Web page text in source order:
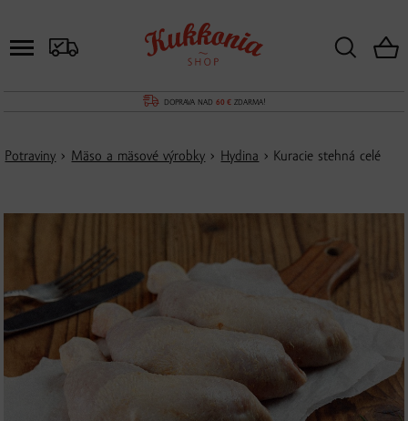
DOPRAVA NAD 60 €ZDARMA!
Potraviny › Mäso a mäsové výrobky › Hydina › Kuracie stehná celé